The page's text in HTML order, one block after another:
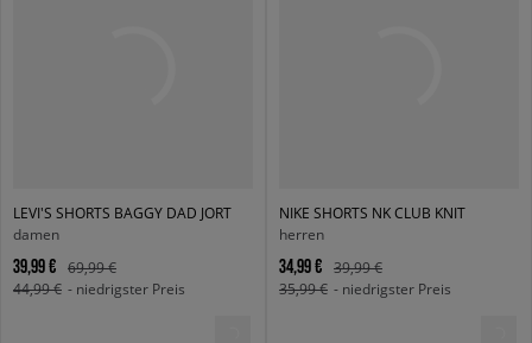
LEVI'S SHORTS BAGGY DAD JORT
damen
39,99 €
69,99 €
44,99 € - niedrigster Preis
NIKE SHORTS NK CLUB KNIT
herren
34,99 €
39,99 €
35,99 € - niedrigster Preis